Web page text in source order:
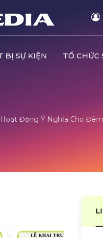
BỊ SỰ KIỆN TỔ CHỨC
Hoạt Động Ý Nghĩa Cho